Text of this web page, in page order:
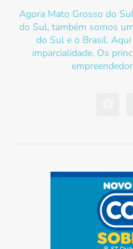
Agora Mato Grosso do
do Sul, também somos
do Sul e o Brasil.
imparcialidade. Os